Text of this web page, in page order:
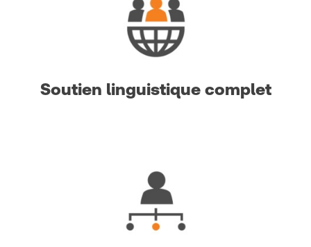
Soutien linguistique complet